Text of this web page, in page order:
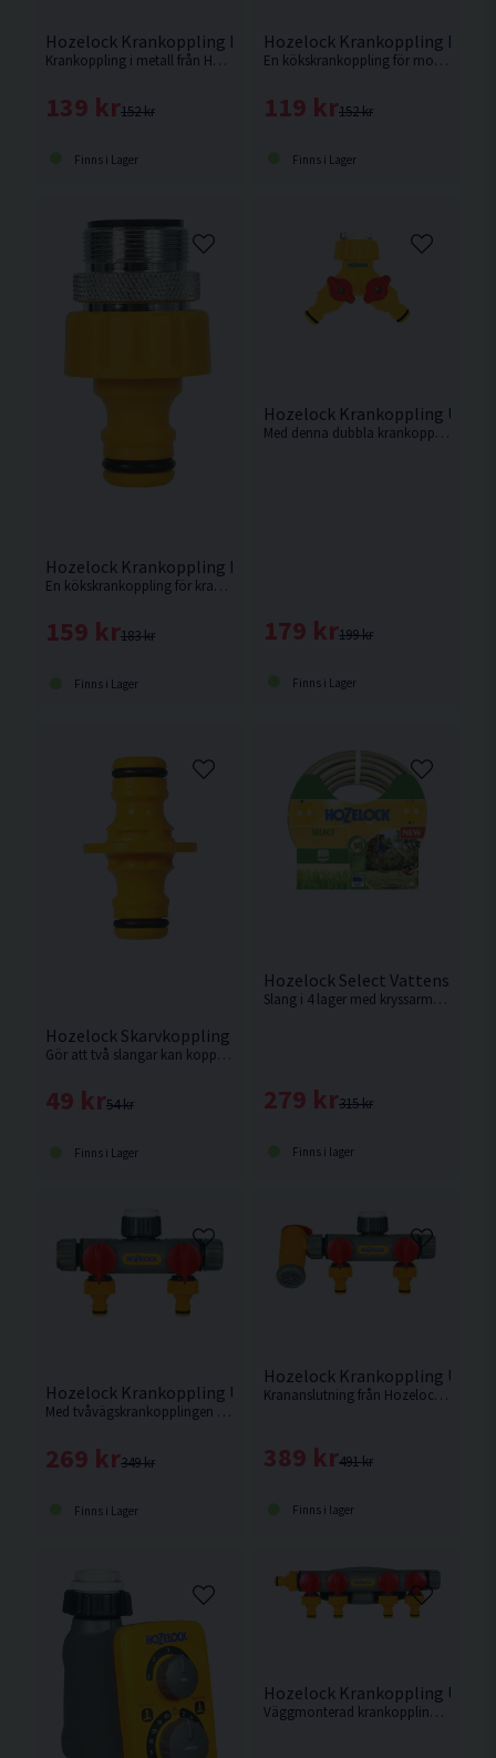
Hozelock Krankoppling Pro Utomhus 1/2" & 3/4" Metall
Krankoppling i metall från Hozelock med adapter för att passa till både 21 mm och 26,5mm (1/2″ BSP och 3/4″ BSP) för gängade utomhuskranar.
152 kr
139 kr
Finns i Lager
Hozelock Krankoppling
En kökskrankoppling för moderna kranar, med inbyggd luftare och ett 22 mm honmunstycke för krananslutning.
152 kr
119 kr
Finns i Lager
Hozelock Krankoppling Inomhus f. 24mm inv. gänga
En kökskrankoppling för kranar med en invändig gänga på 24mm med inbyggd luftare.
183 kr
159 kr
Finns i Lager
Hozelock Krankoppling
Med denna dubbla krankoppling från Hozelock kan två slangar kopplas till en enda kran. Kan även användas som Y-koppling.
199 kr
179 kr
Finns i Lager
Hozelock Skarvkoppling 2-vägs
Gör att två slangar kan kopplas ihop med hjälp av två slangkopplingar.
54 kr
49 kr
Finns i Lager
Hozelock Select Vattenslang
Slang i 4 lager med kryssarmerad förstärkning. 10 års garanti.
315 kr
279 kr
Finns i lager
Hozelock Krankoppling Utomhus 2-vägs
Med tvåvägskrankopplingen kan du koppla två bevattningsenheter eller slangar direkt till en utomhuskran.
349 kr
269 kr
Finns i Lager
Hozelock Krankoppling
Krananslutning från Hozelock med möjlighet att ansluta två vattenslangar. Samt möjlighet för påfyllning av vattenkanna eller hink.
491 kr
389 kr
Finns i lager
Hozelock Krankoppling
Väggmonterad krankoppling från Hozelock med möjlighet att ansluta upp till fyra vattenslangar.